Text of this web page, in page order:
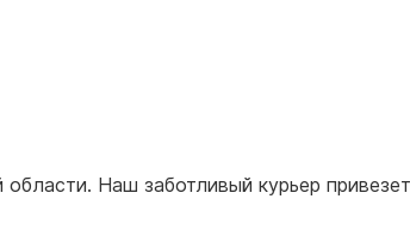
Наш заботливый курьер